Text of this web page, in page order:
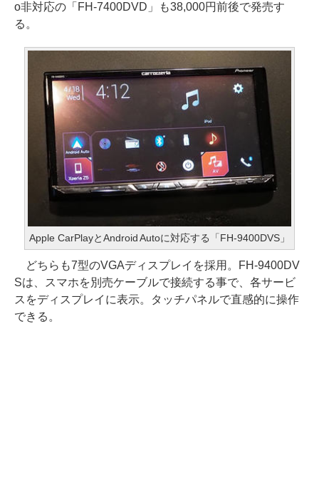
o非対応の「FH-7400DVD」も38,000円前後で発売す
る。
Apple CarPlayとAndroid Autoに対応する「FH-9400DVS」
どちらも7型のVGAディスプレイを採用。FH-9400DV
Sは、スマホを別売ケーブルで接続する事で、各サービ
スをディスプレイに表示。タッチパネルで直感的に操作
できる。